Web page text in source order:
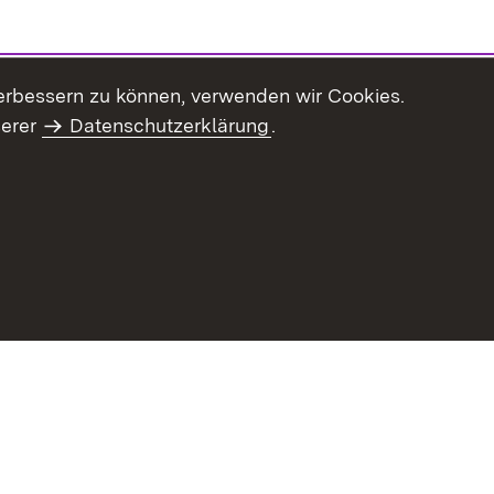
zu können, verwenden wir Cookies.
Datenschutzerklärung.